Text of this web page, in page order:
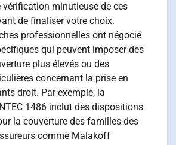
vérification minutieuse de ces
de finaliser votre choix.
professionnelles ont négocié
qui peuvent imposer des
plus élevés ou des
concernant la prise en
droit. Par exemple, la
1486 inclut des dispositions
la couverture des familles des
comme Malakoff